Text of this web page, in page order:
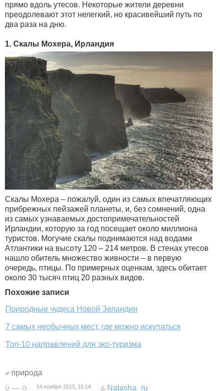
прямо вдоль утесов. Некоторые жители деревни
преодолевают этот нелегкий, но красивейший путь по
два раза на дню.
1. Скалы Мохера, Ирландия
Скалы Мохера – пожалуй, один из самых впечатляющих
прибрежных пейзажей планеты, и, без сомнений, одна
из самых узнаваемых достопримечательностей
Ирландии, которую за год посещает около миллиона
туристов. Могучие скалы поднимаются над водами
Атлантики на высоту 120 – 214 метров. В стенах утесов
нашло обитель множество живности – в первую
очередь, птицы. По примерных оценкам, здесь обитает
около 30 тысяч птиц 20 разных видов.
Похожие записи
Природные чудеса Новой Зеландии
7 самых необычных мест, где можно искупаться
Топ-10 направлений для эко-туризма
природа
—
14 ноября 2013, 16:14 Natasha_ru